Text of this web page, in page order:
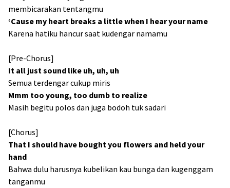
membicarakan tentangmu
‘Cause my heart breaks a little when I hear your name
Karena hatiku hancur saat kudengar namamu
[Pre-Chorus]
It all just sound like uh, uh, uh
Semua terdengar cukup miris
Mmm too young, too dumb to realize
Masih begitu polos dan juga bodoh tuk sadari
[Chorus]
That I should have bought you flowers and held your
hand
Bahwa dulu harusnya kubelikan kau bunga dan kugenggam
tanganmu